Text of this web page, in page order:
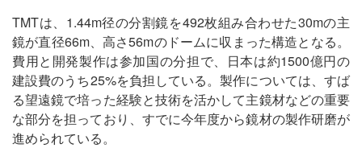
TMTは、1.44m径の分割鏡を492枚組み合わせた30mの主
鏡が直径66m、高さ56mのドームに収まった構造となる。
費用と開発製作は参加国の分担で、日本は約1500億円の
建設費のうち25%を負担している。製作については、すば
る望遠鏡で培った経験と技術を活かして主鏡材などの重要
な部分を担っており、すでに今年度から鏡材の製作研磨が
進められている。